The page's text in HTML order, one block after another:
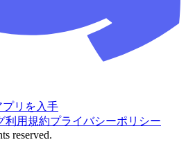
プリを入手
利用規約プライバシーポリシー
reserved.